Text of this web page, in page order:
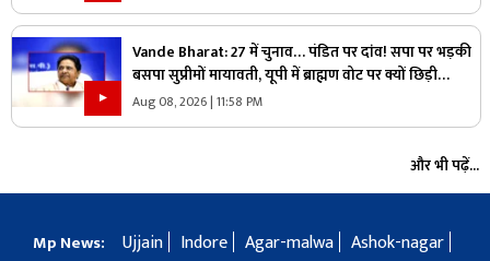
Vande Bharat: 27 में चुनाव… पंडित पर दांव! सपा पर भड़की
बसपा सुप्रीमों मायावती, यूपी में ब्राह्मण वोट पर क्यों छिड़ी
महाभारत?
Aug 08, 2026 | 11:58 PM
और भी पढ़ें...
Mp News: Ujjain Indore Agar-malwa Ashok-nagar